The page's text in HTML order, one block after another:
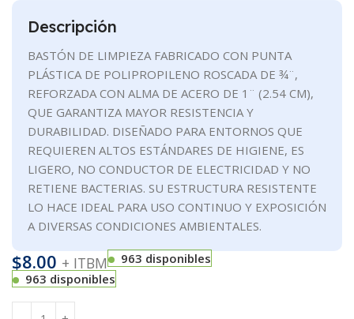
Descripción
BASTÓN DE LIMPIEZA FABRICADO CON PUNTA
PLÁSTICA DE POLIPROPILENO ROSCADA DE ¾¨,
REFORZADA CON ALMA DE ACERO DE 1¨ (2.54 CM),
QUE GARANTIZA MAYOR RESISTENCIA Y
DURABILIDAD. DISEÑADO PARA ENTORNOS QUE
REQUIEREN ALTOS ESTÁNDARES DE HIGIENE, ES
LIGERO, NO CONDUCTOR DE ELECTRICIDAD Y NO
RETIENE BACTERIAS. SU ESTRUCTURA RESISTENTE
LO HACE IDEAL PARA USO CONTINUO Y EXPOSICIÓN
A DIVERSAS CONDICIONES AMBIENTALES.
$8.00 + ITBM
963 disponibles
963 disponibles